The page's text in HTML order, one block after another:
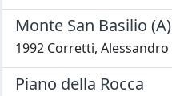
Monte San Basilio (A)
1992 Corretti, Alessandro
Piano della Rocca